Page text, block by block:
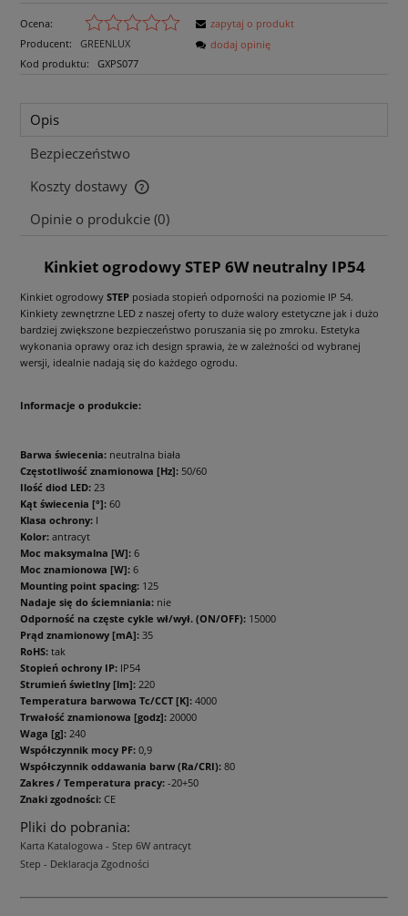
Ocena:
Producent:
GREENLUX
Kod produktu:
GXPS077
zapytaj o produkt
dodaj opinię
Opis
Bezpieczeństwo
Koszty dostawy
Cena nie zawiera ewentualnych kosztów płatności
Opinie o produkcie (0)
Kinkiet ogrodowy STEP 6W neutralny IP54
Kinkiet ogrodowy STEP posiada stopień odporności na poziomie IP 54.
Kinkiety zewnętrzne LED z naszej oferty to duże walory estetyczne jak i dużo
bardziej zwiększone bezpieczeństwo poruszania się po zmroku. Estetyka
wykonania oprawy oraz ich design sprawia, że w zależności od wybranej
wersji, idealnie nadają się do każdego ogrodu.
Informacje o produkcie:
Barwa świecenia: neutralna biała
Częstotliwość znamionowa [Hz]: 50/60
Ilość diod LED: 23
Kąt świecenia [°]: 60
Klasa ochrony: I
Kolor: antracyt
Moc maksymalna [W]: 6
Moc znamionowa [W]: 6
Mounting point spacing: 125
Nadaje się do ściemniania: nie
Odporność na częste cykle wł/wył. (ON/OFF): 15000
Prąd znamionowy [mA]: 35
RoHS: tak
Stopień ochrony IP: IP54
Strumień świetlny [lm]: 220
Temperatura barwowa Tc/CCT [K]: 4000
Trwałość znamionowa [godz]: 20000
Waga [g]: 240
Współczynnik mocy PF: 0,9
Współczynnik oddawania barw (Ra/CRI): 80
Zakres / Temperatura pracy: -20+50
Znaki zgodności: CE
Pliki do pobrania:
Karta Katalogowa - Step 6W antracyt
Step - Deklaracja Zgodności